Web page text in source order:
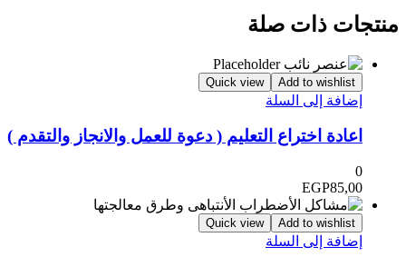
منتجات ذات صلة
Add to wishlist
Quick view
إضافة إلى السلة
اعادة اختراع التعليم ( دعوة للعمل والانجاز والتقدم )
0
EGP85,00
Add to wishlist
Quick view
إضافة إلى السلة